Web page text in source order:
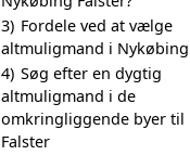
3) Fordele ved at vælge
altmuligmand i
4) Søg efter en dygtig
altmuligmand i de
omkringliggende byer til
Falster